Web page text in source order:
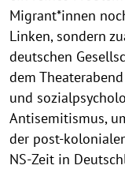
Migrant*innen
Linken, sondern
deutschen
dem
und
Antisemitismus,
der post-
NS-Zeit in